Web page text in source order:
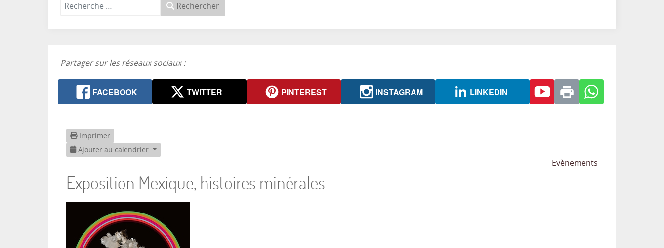
Rechercher
Partager sur les réseaux sociaux :
FACEBOOK TWITTER PINTEREST INSTAGRAM LINKEDIN
Imprimer
Ajouter au calendrier
Exposition Mexique, histoires minérales
Evènements